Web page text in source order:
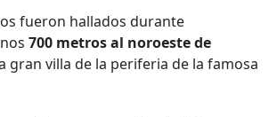
fueron hallados durante
700 metros al noroeste de
gran villa de la periferia de la famosa